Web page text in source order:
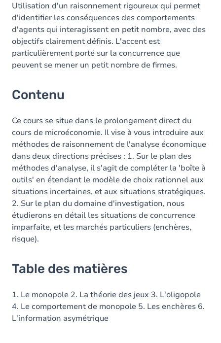
Utilisation d'un raisonnement rigoureux qui permet
d'identifier les conséquences des comportements
d'agents qui interagissent en petit nombre, avec des
objectifs clairement définis. L'accent est
particulièrement porté sur la concurrence que
peuvent se mener un petit nombre de firmes.
Contenu
Ce cours se situe dans le prolongement direct du
cours de microéconomie. Il vise à vous introduire aux
méthodes de raisonnement de l'analyse économique
dans deux directions précises : 1. Sur le plan des
méthodes d'analyse, il s'agit de compléter la 'boîte à
outils' en étendant le modèle de choix rationnel aux
situations incertaines, et aux situations stratégiques.
2. Sur le plan du domaine d'investigation, nous
étudierons en détail les situations de concurrence
imparfaite, et les marchés particuliers (enchères,
risque).
Table des matières
1. Le monopole 2. La théorie des jeux 3. L'oligopole
4. Le comportement de monopole 5. Les enchères 6.
L'information asymétrique